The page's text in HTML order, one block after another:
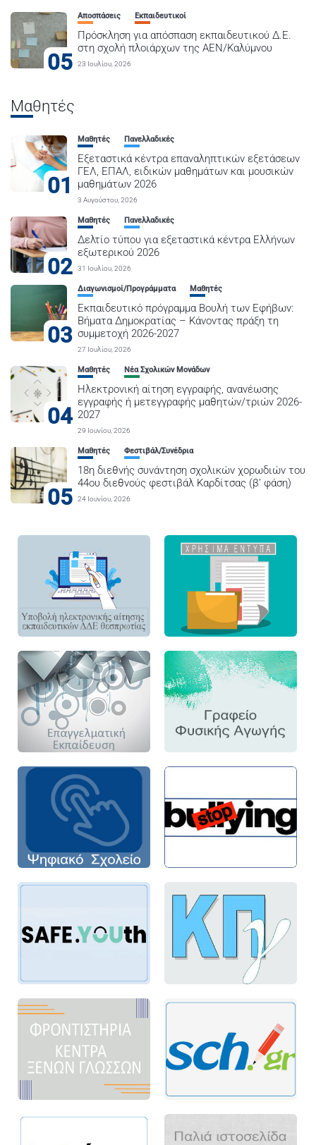
05
Αποσπάσεις Εκπαιδευτικοί
Πρόσκληση για απόσπαση εκπαιδευτικού Δ.Ε.
στη σχολή πλοιάρχων της ΑΕΝ/Καλύμνου
23 Ιουλίου, 2026
Μαθητές
01
Μαθητές Πανελλαδικές
Εξεταστικά κέντρα επαναληπτικών εξετάσεων
ΓΕΛ, ΕΠΑΛ, ειδικών μαθημάτων και μουσικών
μαθημάτων 2026
3 Αυγούστου, 2026
02
Μαθητές Πανελλαδικές
Δελτίο τύπου για εξεταστικά κέντρα Ελλήνων
εξωτερικού 2026
31 Ιουλίου, 2026
03
Διαγωνισμοί/Προγράμματα Μαθητές
Εκπαιδευτικό πρόγραμμα Βουλή των Εφήβων:
Βήματα Δημοκρατίας – Κάνοντας πράξη τη
συμμετοχή 2026-2027
27 Ιουλίου, 2026
04
Μαθητές Νέα Σχολικών Μονάδων
Ηλεκτρονική αίτηση εγγραφής, ανανέωσης
εγγραφής ή μετεγγραφής μαθητών/τριών 2026-
2027
29 Ιουνίου, 2026
05
Μαθητές Φεστιβάλ/Συνέδρια
18η διεθνής συνάντηση σχολικών χορωδιών του
44ου διεθνούς φεστιβάλ Καρδίτσας (β’ φάση)
24 Ιουνίου, 2026